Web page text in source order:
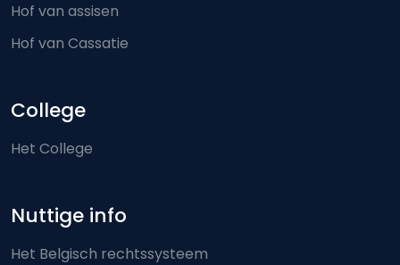
Hof van assisen
Hof van Cassatie
College
Het College
Nuttige info
Het Belgisch rechtssysteem